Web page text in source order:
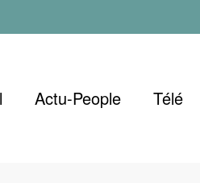
Actu-People Télé